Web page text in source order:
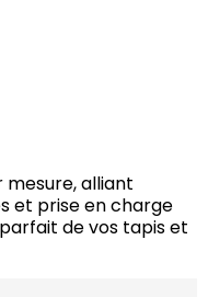
mesure, alliant
et prise en charge
de vos tapis et